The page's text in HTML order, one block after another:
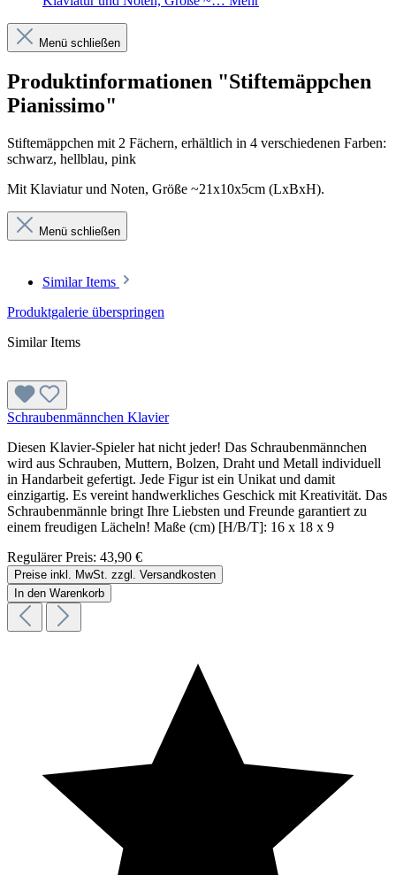
Menü schließen
Produktinformationen "Stiftemäppchen
Pianissimo"
Stiftemäppchen mit 2 Fächern, erhältlich in 4 verschiedenen Farben:
schwarz, hellblau, pink
Mit Klaviatur und Noten, Größe ~21x10x5cm (LxBxH).
Menü schließen
Similar Items
Produktgalerie überspringen
Similar Items
Schraubenmännchen Klavier
Diesen Klavier-Spieler hat nicht jeder! Das Schraubenmännchen
wird aus Schrauben, Muttern, Bolzen, Draht und Metall individuell
in Handarbeit gefertigt. Jede Figur ist ein Unikat und damit
einzigartig. Es vereint handwerkliches Geschick mit Kreativität. Das
Schraubenmännle bringt Ihre Liebsten und Freunde garantiert zu
einem freudigen Lächeln! Maße (cm) [H/B/T]: 16 x 18 x 9
Regulärer Preis: 43,90 €
Preise inkl. MwSt. zzgl. Versandkosten
In den Warenkorb